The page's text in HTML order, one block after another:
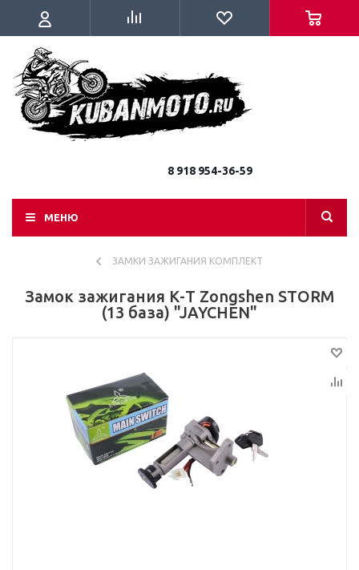
8 918 954-36-59
МЕНЮ
ЗАМКИ ЗАЖИГАНИЯ КОМПЛЕКТ
Замок зажигания К-Т Zongshen STORM
(13 база) "JAYCHEN"